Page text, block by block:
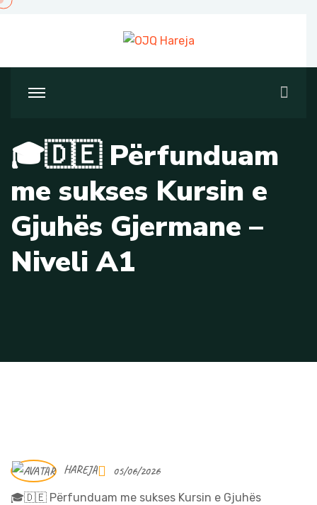
Skip
🎓🇩🇪 Përfunduam
me sukses Kursin e
Gjuhës Gjermane –
Niveli A1
HAREJA 05/06/2026
🎓🇩🇪 Përfunduam me sukses Kursin e Gjuhës